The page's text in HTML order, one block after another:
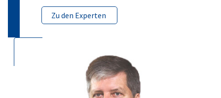
Zu den Experten